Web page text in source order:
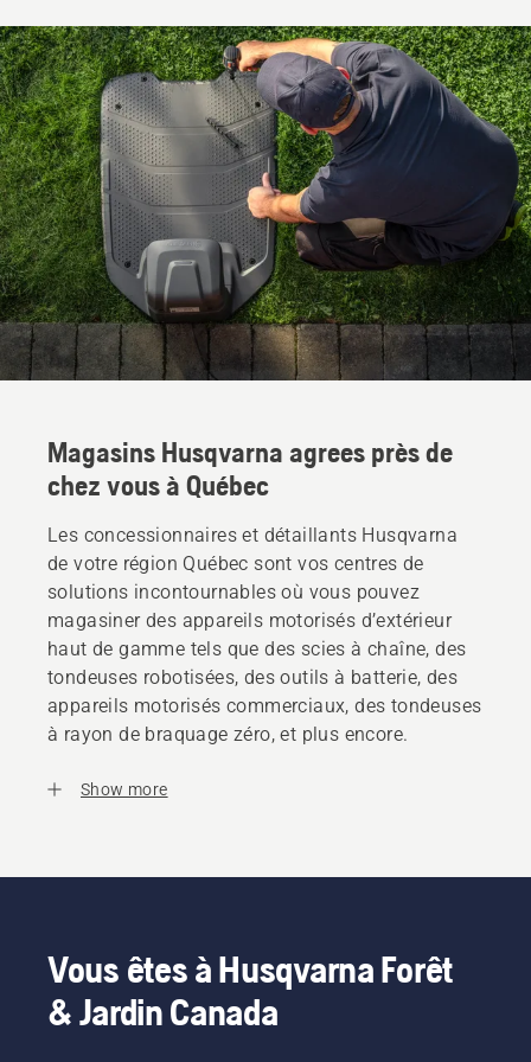
Magasins Husqvarna agrees près de
chez vous à Québec
Les concessionnaires et détaillants Husqvarna
de votre région Québec sont vos centres de
solutions incontournables où vous pouvez
magasiner des appareils motorisés d’extérieur
haut de gamme tels que des scies à chaîne, des
tondeuses robotisées, des outils à batterie, des
appareils motorisés commerciaux, des tondeuses
à rayon de braquage zéro, et plus encore.
Show more
Vous êtes à Husqvarna Forêt
& Jardin Canada